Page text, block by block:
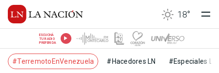
18°
ESCUCHÁ
TU RADIO
PREFERIDA
#TerremotoEnVenezuela #Hacedores LN #Especiales LN